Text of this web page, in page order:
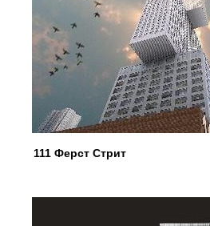
111 Ферст Стрит